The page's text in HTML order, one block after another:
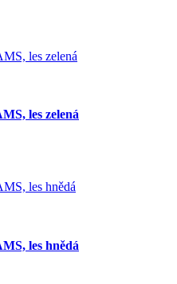
les zelená
les hnědá